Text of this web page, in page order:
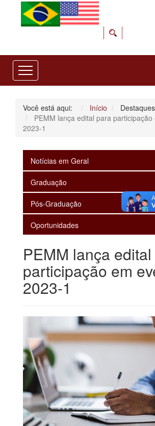
Você está aqui: Início Destaques
PEMM lança edital para
2023-1
Notícias em Geral
Graduação
Pós-Graduação
Oportunidades
PEMM lança
participação em
2023-1